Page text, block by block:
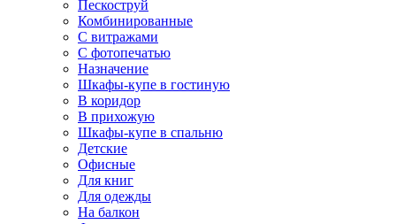
Пескоструй
Комбинированные
С витражами
С фотопечатью
Назначение
Шкафы-купе в гостиную
В коридор
В прихожую
Шкафы-купе в спальню
Детские
Офисные
Для книг
Для одежды
На балкон